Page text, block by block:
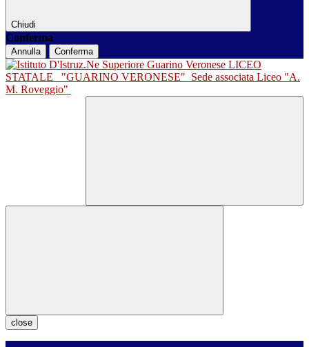
Chiudi
Conferma
Annulla Conferma
LICEO
STATALE
"GUARINO VERONESE" Sede associata Liceo "A.
M. Roveggio"
close